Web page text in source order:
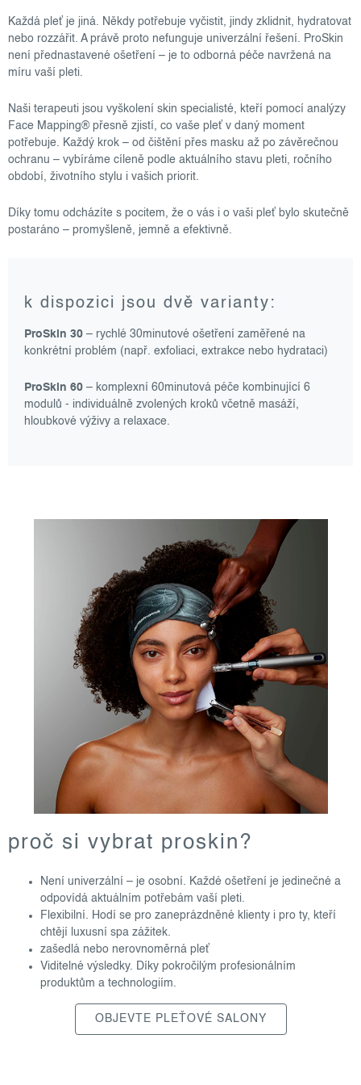
Každá pleť je jiná. Někdy potřebuje vyčistit, jindy zklidnit, hydratovat
nebo rozzářit. A právě proto nefunguje univerzální řešení. ProSkin
není přednastavené ošetření – je to odborná péče navržená na
míru vaší pleti.
Naši terapeuti jsou vyškolení skin specialisté, kteří pomocí analýzy
Face Mapping® přesně zjistí, co vaše pleť v daný moment
potřebuje. Každý krok – od čištění přes masku až po závěrečnou
ochranu – vybíráme cíleně podle aktuálního stavu pleti, ročního
období, životního stylu i vašich priorit.
Díky tomu odcházíte s pocitem, že o vás i o vaši pleť bylo skutečně
postaráno – promyšleně, jemně a efektivně.
k dispozici jsou dvě varianty:
ProSkin 30 – rychlé 30minutové ošetření zaměřené na
konkrétní problém (např. exfoliaci, extrakce nebo hydrataci)
ProSkin 60 – komplexní 60minutová péče kombinující 6
modulů - individuálně zvolených kroků včetně masáží,
hloubkové výživy a relaxace.
proč si vybrat proskin?
Není univerzální – je osobní. Každé ošetření je jedinečné a
odpovídá aktuálním potřebám vaší pleti.
Flexibilní. Hodí se pro zaneprázdněné klienty i pro ty, kteří
chtějí luxusní spa zážitek.
zašedlá nebo nerovnoměrná pleť
Viditelné výsledky. Díky pokročilým profesionálním
produktům a technologiím.
OBJEVTE PLEŤOVÉ SALONY